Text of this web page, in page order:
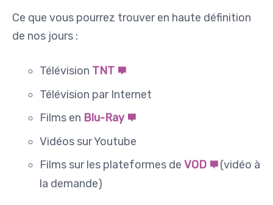
Ce que vous pourrez trouver en haute définition
de nos jours :
Télévision TNT
Télévision par Internet
Films en Blu-Ray
Vidéos sur Youtube
Films sur les plateformes de VOD
(vidéo à
la demande)